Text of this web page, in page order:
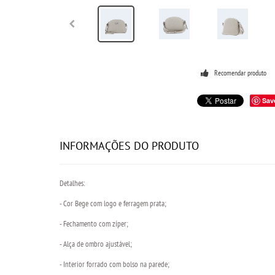
Recomendar produto
INFORMAÇÕES DO PRODUTO
Detalhes:
- Cor Bege com logo e ferragem prata;
- Fechamento com zíper;
- Alça de ombro ajustável;
- Interior forrado com bolso na parede;